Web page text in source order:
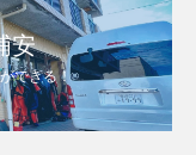
安
できる！